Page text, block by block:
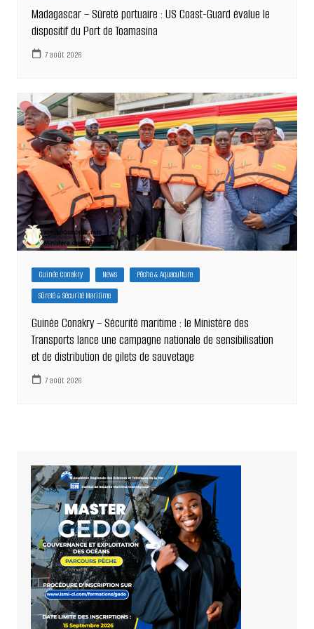
Madagascar – Sûreté portuaire : US Coast-Guard évalue le
dispositif du Port de Toamasina
7 août 2026
Guinée Conakry News
Pêche & Aquaculture
Sûreté & Sécurité Maritime
Guinée Conakry – Sécurité maritime : le Ministère des
Transports lance une campagne nationale de sensibilisation
et de distribution de gilets de sauvetage
7 août 2026